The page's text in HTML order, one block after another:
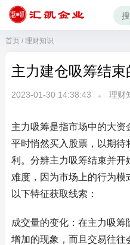
首页/ 理财知识
主力建仓吸筹结束
2023-01-30 14:38:43 理财
主力吸筹是指市场中的大
平时悄然买入股票，以期
利。分辨主力吸筹结束并开
难度，因为市场上的行为模
以下特征获取线索：
成交量的变化：在主力吸
增加的现象，而且交易往往